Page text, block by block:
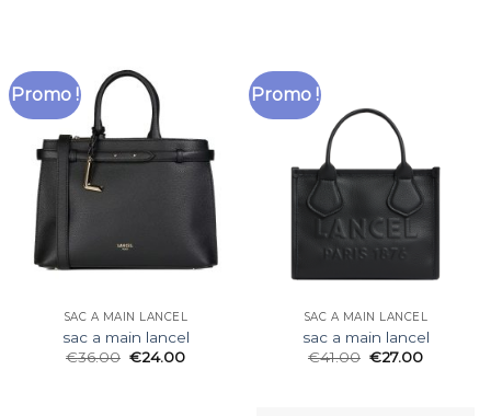
Promo !
SAC A MAIN LANCEL
sac a main lancel
€36.00 €24.00
Promo !
SAC A MAIN LANCEL
sac a main lancel
€41.00 €27.00